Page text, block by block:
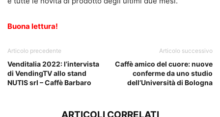
Buona lettura!
Articolo precedente
Venditalia 2022: l’intervista
di VendingTV allo stand
NUTIS srl – Caffè Barbaro
Articolo successivo
Caffè amico del cuore: nuove
conferme da uno studio
dell’Università di Bologna